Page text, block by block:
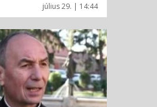
július 29. | 14:44